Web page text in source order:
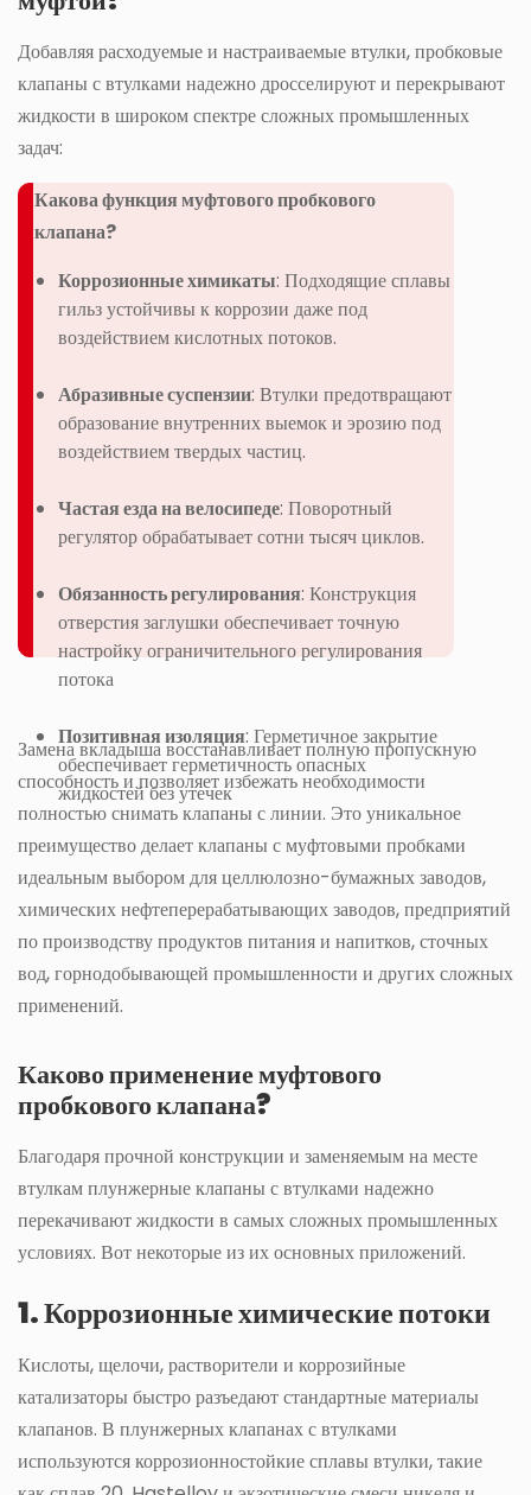
Добавляя расходуемые и настраиваемые втулки, пробковые
клапаны с втулками надежно дросселируют и перекрывают
жидкости в широком спектре сложных промышленных
задач:
Какова функция муфтового пробкового
клапана?
Коррозионные химикаты: Подходящие сплавы
гильз устойчивы к коррозии даже под
воздействием кислотных потоков.
Абразивные суспензии: Втулки предотвращают
образование внутренних выемок и эрозию под
воздействием твердых частиц.
Частая езда на велосипеде: Поворотный
регулятор обрабатывает сотни тысяч циклов.
Обязанность регулирования: Конструкция
отверстия заглушки обеспечивает точную
настройку ограничительного регулирования
потока
Позитивная изоляция: Герметичное закрытие
обеспечивает герметичность опасных
жидкостей без утечек
Замена вкладыша восстанавливает полную пропускную
способность и позволяет избежать необходимости
полностью снимать клапаны с линии. Это уникальное
преимущество делает клапаны с муфтовыми пробками
идеальным выбором для целлюлозно-бумажных заводов,
химических нефтеперерабатывающих заводов, предприятий
по производству продуктов питания и напитков, сточных
вод, горнодобывающей промышленности и других сложных
применений.
Каково применение муфтового
пробкового клапана?
Благодаря прочной конструкции и заменяемым на месте
втулкам плунжерные клапаны с втулками надежно
перекачивают жидкости в самых сложных промышленных
условиях. Вот некоторые из их основных приложений.
1. Коррозионные химические потоки
Кислоты, щелочи, растворители и коррозийные
катализаторы быстро разъедают стандартные материалы
клапанов. В плунжерных клапанах с втулками
используются коррозионностойкие сплавы втулки, такие